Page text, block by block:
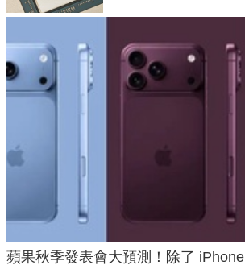
蘋果秋季發表會大預測！除了